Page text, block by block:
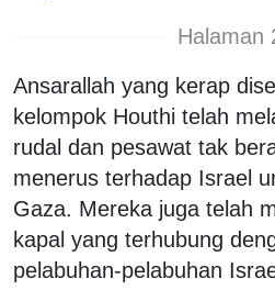
Halaman
Ansarallah yang kerap
kelompok Houthi telah
rudal dan pesawat tak
menerus terhadap Israel
Gaza. Mereka juga telah
kapal yang terhubung
pelabuhan-pelabuhan